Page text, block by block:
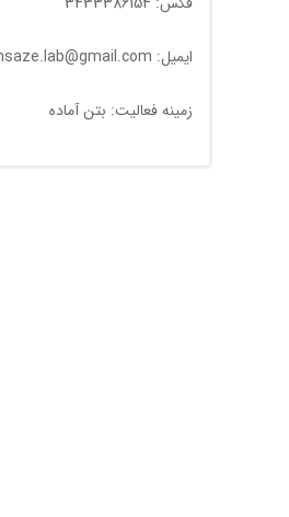
ایمیل: betonsaze.lab@gmail.com
زمینه فعالیت: بتن آماده